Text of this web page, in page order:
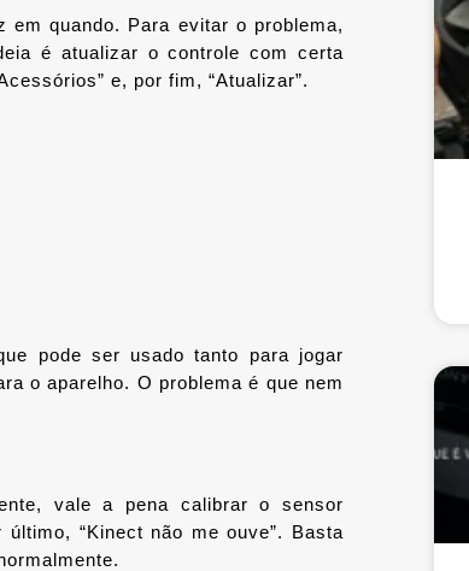
quando. Para evitar o problema,
é atualizar o controle com certa
e, por fim, “Atualizar”.
pode ser usado tanto para jogar
o aparelho. O problema é que nem
vale a pena calibrar o sensor
último, “Kinect não me ouve”. Basta